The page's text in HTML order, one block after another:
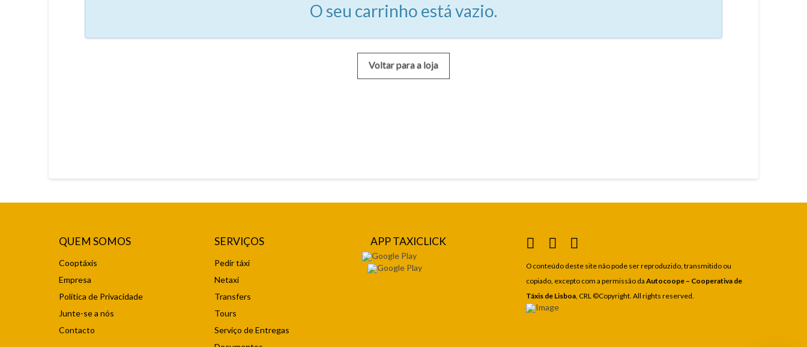
O seu carrinho está vazio.
Voltar para a loja
QUEM SOMOS
Cooptáxis
Empresa
Política de Privacidade
Junte-se a nós
Contacto
SERVIÇOS
Pedir táxi
Netaxi
Transfers
Tours
Serviço de Entregas
APP TAXICLICK
O conteúdo deste site não pode ser reproduzido, transmitido ou
copiado, excepto com a permissão daAutocoope – Cooperativa de
Táxis de Lisboa, CRL©Copyright. All rights reserved.